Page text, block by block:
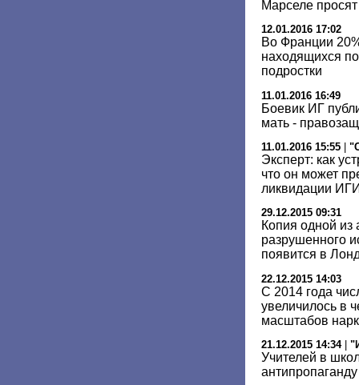
Марселе
12.01.2016 17:02
Во Франции
находящихся
подростки
11.01.2016 16:49
Боевик ИГ
мать -
11.01.2016 15:55
Эксперт: как
что он может
ликвидации
29.12.2015 09:31
Копия одной из
разрушенного
появится в
22.12.2015 14:03
С 2014 года
увеличилось в
масштабов
21.12.2015 14:34|
Учителей в